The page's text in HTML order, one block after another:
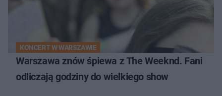
KONCERT W WARSZAWIE
Warszawa znów śpiewa z The Weeknd. Fani
odliczają godziny do wielkiego show